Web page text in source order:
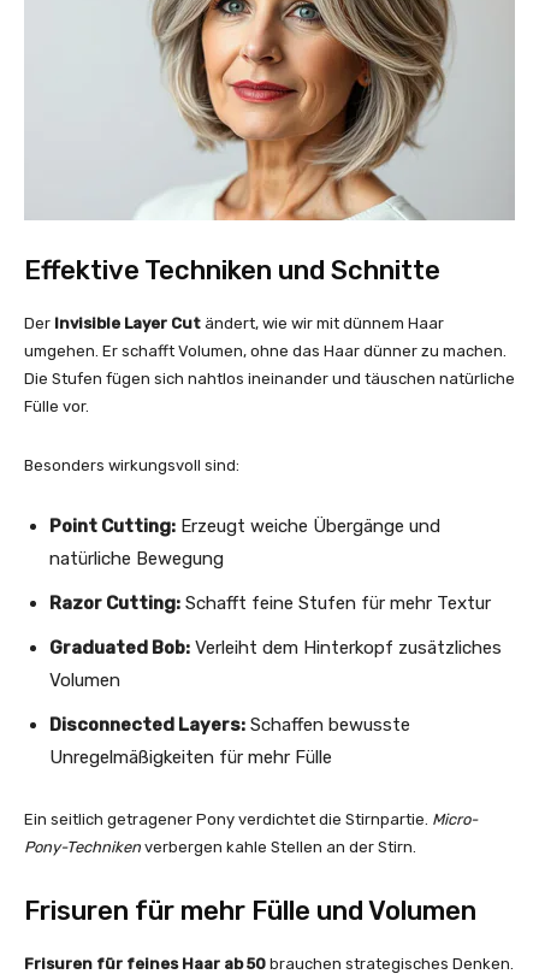
Effektive Techniken und Schnitte
Der Invisible Layer Cut ändert, wie wir mit dünnem Haar
umgehen. Er schafft Volumen, ohne das Haar dünner zu machen.
Die Stufen fügen sich nahtlos ineinander und täuschen natürliche
Fülle vor.
Besonders wirkungsvoll sind:
Point Cutting: Erzeugt weiche Übergänge und
natürliche Bewegung
Razor Cutting: Schafft feine Stufen für mehr Textur
Graduated Bob: Verleiht dem Hinterkopf zusätzliches
Volumen
Disconnected Layers: Schaffen bewusste
Unregelmäßigkeiten für mehr Fülle
Ein seitlich getragener Pony verdichtet die Stirnpartie. Micro-
Pony-Techniken verbergen kahle Stellen an der Stirn.
Frisuren für mehr Fülle und Volumen
Frisuren für feines Haar ab 50 brauchen strategisches Denken.